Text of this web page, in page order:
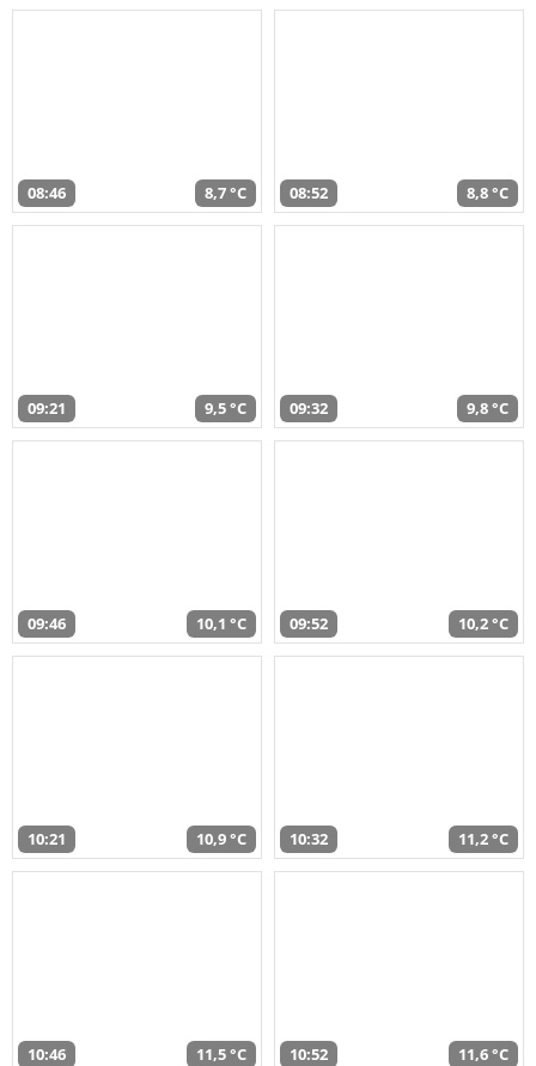
08:46 8,7 °C 08:52 8,8 °C
09:21 9,5 °C 09:32 9,8 °C
09:46 10,1 °C 09:52 10,2 °C
10:21 10,9 °C 10:32 11,2 °C
10:46 11,5 °C 10:52 11,6 °C